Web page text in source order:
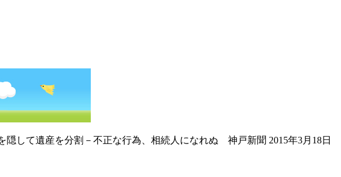
隠して遺産を分割－不正な行為、相続人になれぬ 神戸新聞 2015年3月18日